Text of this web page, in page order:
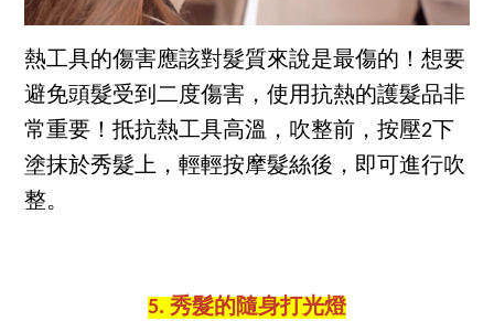
熱工具的傷害應該對髮質來說是最傷的！想要
避免頭髮受到二度傷害，使用抗熱的護髮品非
常重要！抵抗熱工具高溫，吹整前，按壓2下
塗抹於秀髮上，輕輕按摩髮絲後，即可進行吹
整。
5. 秀髮的隨身打光燈